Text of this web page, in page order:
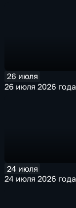
26 июля
26 июля 2026 года
24 июля
24 июля 2026 года